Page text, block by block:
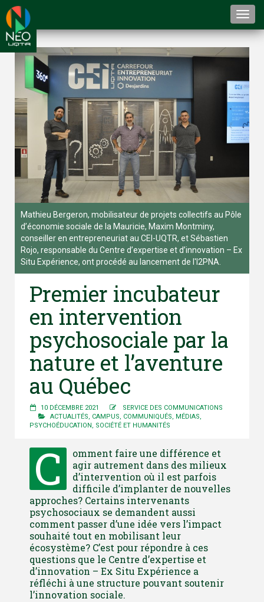
Mathieu Bergeron, mobilisateur de projets collectifs au Pôle
d’économie sociale de la Mauricie, Maxim Montminy,
conseiller en entrepreneuriat au CEI-UQTR, et Sébastien
Rojo, responsable du Centre d’expertise et d’innovation – Ex
Situ Expérience, ont procédé au lancement de l'I2PNA.
Premier incubateur
en intervention
psychosociale par la
nature et l’aventure
au Québec
10 DÉCEMBRE 2021
SERVICE DES COMMUNICATIONS
ACTUALITÉS, CAMPUS, COMMUNIQUÉS, MÉDIAS,
PSYCHOÉDUCATION , SOCIÉTÉ ET HUMANITÉS
C
omment faire une différence et
agir autrement dans des milieux
d’intervention où il est parfois
difficile d’implanter de nouvelles
approches? Certains intervenants
psychosociaux se demandent aussi
comment passer d’une idée vers l’impact
souhaité tout en mobilisant leur
écosystème? C’est pour répondre à ces
questions que le Centre d’expertise et
d’innovation – Ex Situ Expérience a
réfléchi à une structure pouvant soutenir
l’innovation sociale.